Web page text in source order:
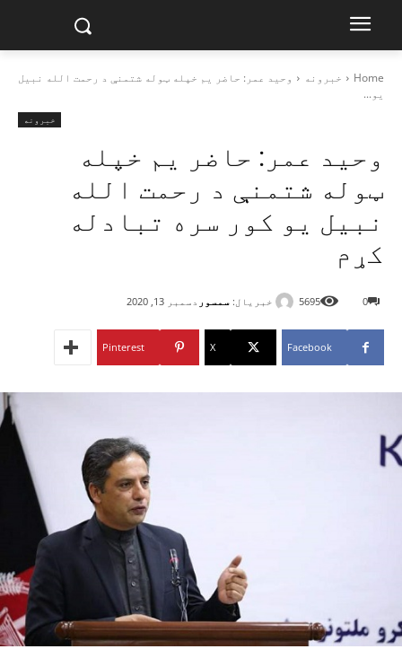
Home خبرونه
وحید عمر: حاضر یم خپله ټوله شتمنې د رحمت الله نبیل
یو...
خبرونه
وحید عمر: حاضر یم خپله
ټوله شتمنې د رحمت الله
نبیل یو کور سره تبادله
کړم
خبریال: سمسور دسمبر 13, 2020 0
5695
Facebook
X
Pinterest